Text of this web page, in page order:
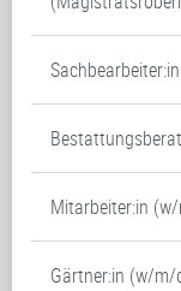
Mitarbeiter:in
Gärtner:in (w/